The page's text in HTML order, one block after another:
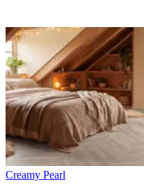
Creamy Pearl